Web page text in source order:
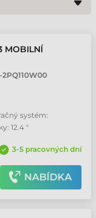
MOBILNÍ
2PQ110W00
systém:
12.4 "
3-5 pracovných dní
NABÍDKA